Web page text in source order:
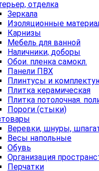
отделка
Зеркала
Изоляционные
Карнизы
Мебель для ванной
Наличники, доборы
Обои. пленка самокл.
Панели ПВХ
Плинтусы и
Плитка керамическая
Плитка потолочная.
Пороги (стыки)
Веревки, шнуры,
Весы напольные
Обувь
Организация
Перчатки